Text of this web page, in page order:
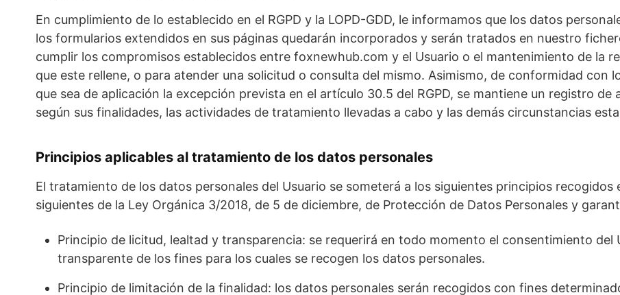
En cumplimiento de lo establecido en el RGPD y la LOPD-GDD, le informamos que los datos
los formularios extendidos en sus páginas quedarán incorporados y serán tratados en nuestro
cumplir los compromisos establecidos entre foxnewhub.com y el Usuario o el mantenimiento de la
que este rellene, o para atender una solicitud o consulta del mismo. Asimismo, de conformidad con
que sea de aplicación la excepción prevista en el artículo 30.5 del RGPD, se mantiene un registro
según sus finalidades, las actividades de tratamiento llevadas a cabo y las demás circunstancias
Principios aplicables al tratamiento de los datos personales
El tratamiento de los datos personales del Usuario se someterá a los siguientes principios
siguientes de la Ley Orgánica 3/2018, de 5 de diciembre, de Protección de Datos Personales y
Principio de licitud, lealtad y transparencia: se requerirá en todo momento el consentimiento
transparente de los fines para los cuales se recogen los datos personales.
Principio de limitación de la finalidad: los datos personales serán recogidos con fines